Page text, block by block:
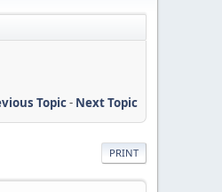
Topic- Next Topic
PRINT